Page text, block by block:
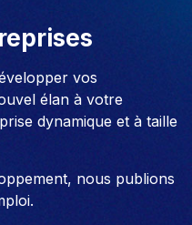
vos
élan à votre
dynamique et à taille
nous publions